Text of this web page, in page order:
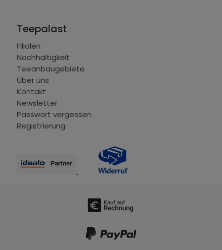
Teepalast
Filialen
Nachhaltigkeit
Teeanbaugebiete
Über uns
Kontakt
Newsletter
Passwort vergessen
Registrierung